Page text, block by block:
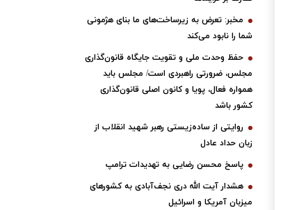
مخبر: تعرض به زیرساخت‌های ما بنای هژمونی
شما را نابود می‌کند
حفظ وحدت ملی و تقویت جایگاه قانون‌گذاری
مجلس، ضرورتی راهبردی است/ مجلس باید
همواره فعال، پویا و کانون اصلی قانون‌گذاری
کشور باشد
روایتی از ساده‌زیستی رهبر شهید انقلاب از
زبان حداد عادل
پاسخ محسن رضایی به تهدیدات ترامپ
هشدار آیت الله دری نجف‌آبادی به کشورهای
میزبان آمریکا و اسرائیل